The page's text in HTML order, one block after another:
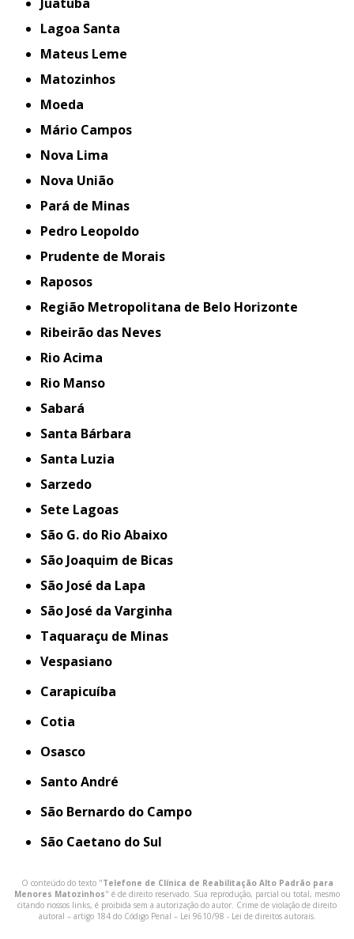
Lagoa Santa
Mateus Leme
Matozinhos
Moeda
Mário Campos
Nova Lima
Nova União
Pará de Minas
Pedro Leopoldo
Prudente de Morais
Raposos
Região Metropolitana de Belo Horizonte
Ribeirão das Neves
Rio Acima
Rio Manso
Sabará
Santa Bárbara
Santa Luzia
Sarzedo
Sete Lagoas
São G. do Rio Abaixo
São Joaquim de Bicas
São José da Lapa
São José da Varginha
Taquaraçu de Minas
Vespasiano
Carapicuíba
Cotia
Osasco
Santo André
São Bernardo do Campo
São Caetano do Sul
O conteúdo do texto "Telefone de Clínica de Reabilitação Alto Padrão para
Menores Matozinhos" é de direito reservado. Sua reprodução, parcial ou total, mesmo
citando nossos links, é proibida sem a autorização do autor. Crime de violação de direito
autoral – artigo 184 do Código Penal – Lei 9610/98 - Lei de direitos autorais.